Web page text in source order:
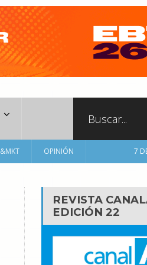
OPINIÓN 7
REVISTA
EDICIÓN 22